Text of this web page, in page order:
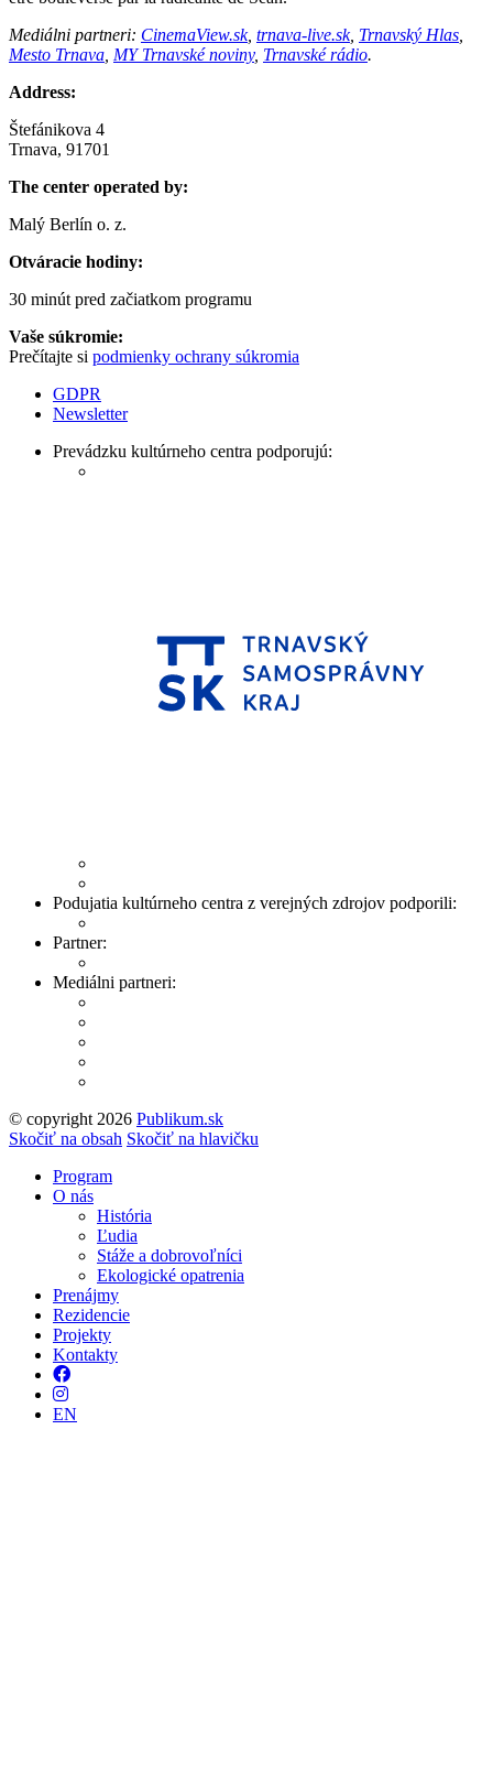
Mediálni partneri: CinemaView.sk, trnava-live.sk, Trnavský Hlas
Mesto Trnava MY Trnavské noviny, Trnavské rádio.
Address:
Štefánikova 4
Trnava, 91701
The center operated by:
Malý Berlín o. z.
Otváracie hodiny:
30 minút pred začiatkom programu
Vaše súkromie:
Prečítajte si podmienky ochrany súkromia
GDPR
Newsletter
Prevádzku kultúrneho centra podporujú:
Podujatia kultúrneho centra z verejných zdrojov podporili:
Partner:
Mediálni partneri:
© copyright 2026 Publikum.sk
Tvorba stránok: Enjoy
Skočiť na obsah Skočiť na hlavičku
Program
O nás
História
Ľudia
Stáže a dobrovoľníci
Ekologické opatrenia
Prenájmy
Rezidencie
Projekty
Kontakty
Facebook
Instagram
EN